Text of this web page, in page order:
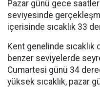
Pazar günü gece
seviyesinde
içerisinde sıcaklık 33
Kent genelinde
benzer seviyelerde
Cumartesi günü 34
yüksek sıcaklık, pazar